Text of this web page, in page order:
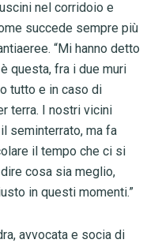
nel corridoio e
succede sempre più
“Mi hanno detto
questa, fra i due muri
tutto e in caso di
terra. I nostri vicini
seminterrato, ma fa
il tempo che ci si
cosa sia meglio,
in questi momenti.”
avvocata e socia di